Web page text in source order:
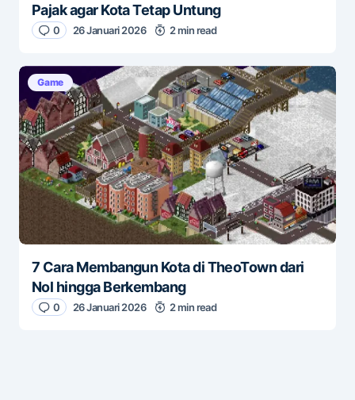
Pajak agar Kota Tetap Untung
0 26 Januari 2026 2 min read
Game
7 Cara Membangun Kota di TheoTown dari
Nol hingga Berkembang
0 26 Januari 2026 2 min read